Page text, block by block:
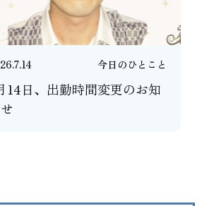
今日のひとこと
14日、出勤時間変更のお知